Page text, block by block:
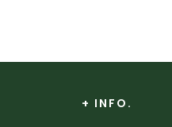
+ INFO.